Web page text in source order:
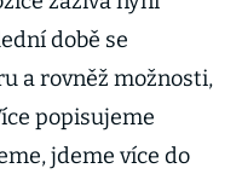
době se
a rovněž možnosti,
popisujeme
jdeme více do